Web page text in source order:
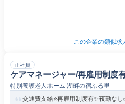
この企業の類似求
正社員
ケアマネージャー/再雇用制度
特別養護老人ホーム 湖畔の宿ふる里
交通費支給⭐️再雇用制度有✨夜勤な